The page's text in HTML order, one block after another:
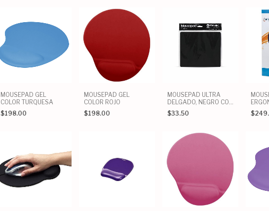
MOUSEPAD GEL
COLOR TURQUESA
$198.00
MOUSEPAD GEL
COLOR ROJO
$198.00
MOUSEPAD ULTRA
DELGADO, NEGRO CON
BOLSA
$33.50